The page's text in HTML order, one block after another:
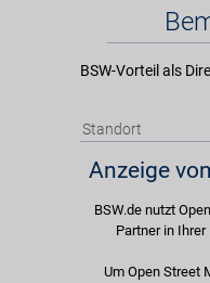
BSW-Vorteil als
Standort
Anzeige
BSW.de nutzt
Partner in
Um Open Street